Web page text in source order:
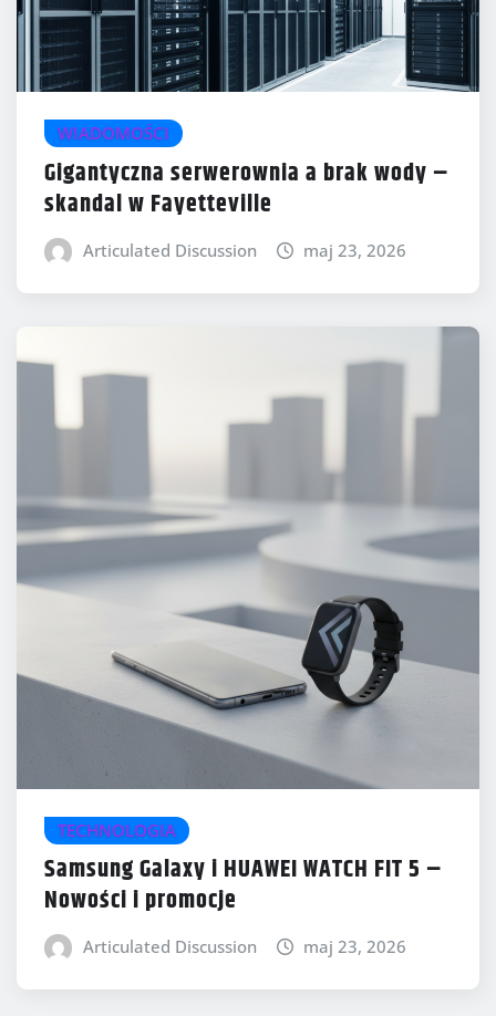
WIADOMOŚCI
Gigantyczna serwerownia a brak wody –
skandal w Fayetteville
Articulated Discussion maj 23, 2026
TECHNOLOGIA
Samsung Galaxy i HUAWEI WATCH FIT 5 –
Nowości i promocje
Articulated Discussion maj 23, 2026